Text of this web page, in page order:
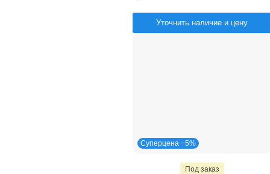
Уточнить наличие и цену
Суперцена −5%
Под заказ